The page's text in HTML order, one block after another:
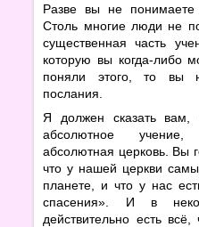
Разве вы не
Столь многие люди не
существенная часть
которую вы когда-либо
поняли этого, то вы
послания.
Я должен сказать вам,
абсолютное учение,
абсолютная церковь. Вы
что у нашей церкви
планете, и что у нас
спасения». И в
действительно есть